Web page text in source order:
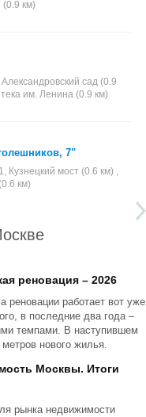
(0.9 км)
сад (0.9
им. Ленина (0.9 км)
7"
Кузнецкий мост (0.6 км) ,
км)
реновация – 2026
реновации работает вот уже
в последние два года –
темпами. В наступившем
нового жилья.
Москвы. Итоги
рынка недвижимости